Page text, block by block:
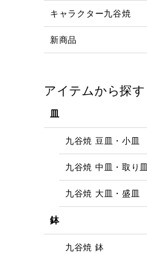
キャラクター九谷焼
新商品
アイテムから探す
皿
九谷焼 豆皿・小皿
九谷焼 中皿・取り皿
九谷焼 大皿・盛皿
鉢
九谷焼 鉢